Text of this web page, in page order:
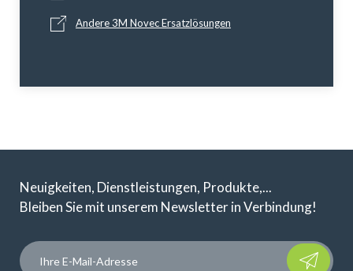
Andere 3M Novec Ersatzlösungen
Neuigkeiten, Dienstleistungen, Produkte,...
Bleiben Sie mit unserem Newsletter in Verbindung!
Please